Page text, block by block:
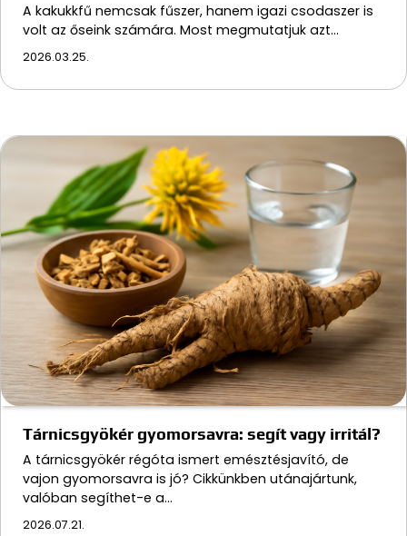
A kakukkfű nemcsak fűszer, hanem igazi csodaszer is
volt az őseink számára. Most megmutatjuk azt…
2026.03.25.
Tárnicsgyökér gyomorsavra: segít vagy irritál?
A tárnicsgyökér régóta ismert emésztésjavító, de
vajon gyomorsavra is jó? Cikkünkben utánajártunk,
valóban segíthet-e a…
2026.07.21.